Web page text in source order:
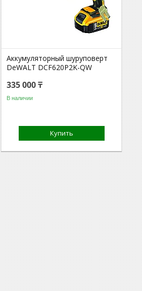
Аккумуляторный шуруповерт
DeWALT DCF620P2K-QW
335 000 ₸
В наличии
Купить